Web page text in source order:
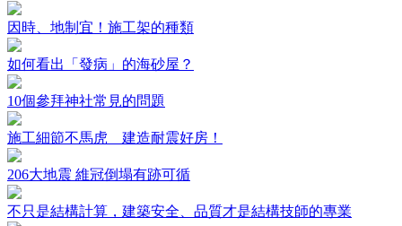
因時、地制宜！施工架的種類
如何看出「發病」的海砂屋？
10個參拜神社常見的問題
施工細節不馬虎 建造耐震好房！
206大地震 維冠倒塌有跡可循
不只是結構計算，建築安全、品質才是結構技師的專業